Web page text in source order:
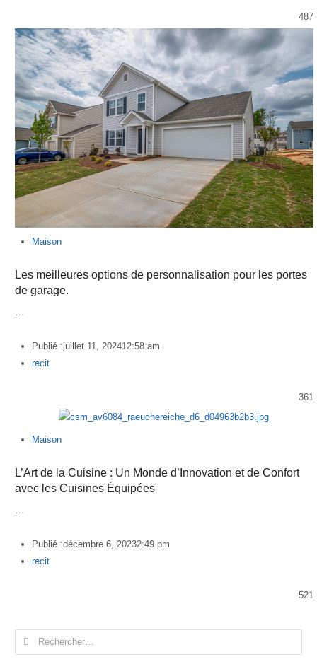
487
Maison
Les meilleures options de personnalisation pour les portes
de garage.
Publié :juillet 11, 202412:58 am
Author
recit
361
Maison
L’Art de la Cuisine : Un Monde d’Innovation et de Confort
avec les Cuisines Équipées
Publié :décembre 6, 20232:49 pm
Author
recit
521
Rechercher :